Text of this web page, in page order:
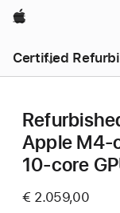
Apple
Certified
Apple M4-
10‑core
€ 2.059,00